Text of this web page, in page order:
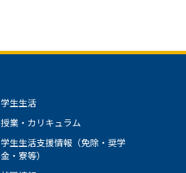
学生生活
授業・カリキュラム
学生生活支援情報（免除・奨学
金・寮等）